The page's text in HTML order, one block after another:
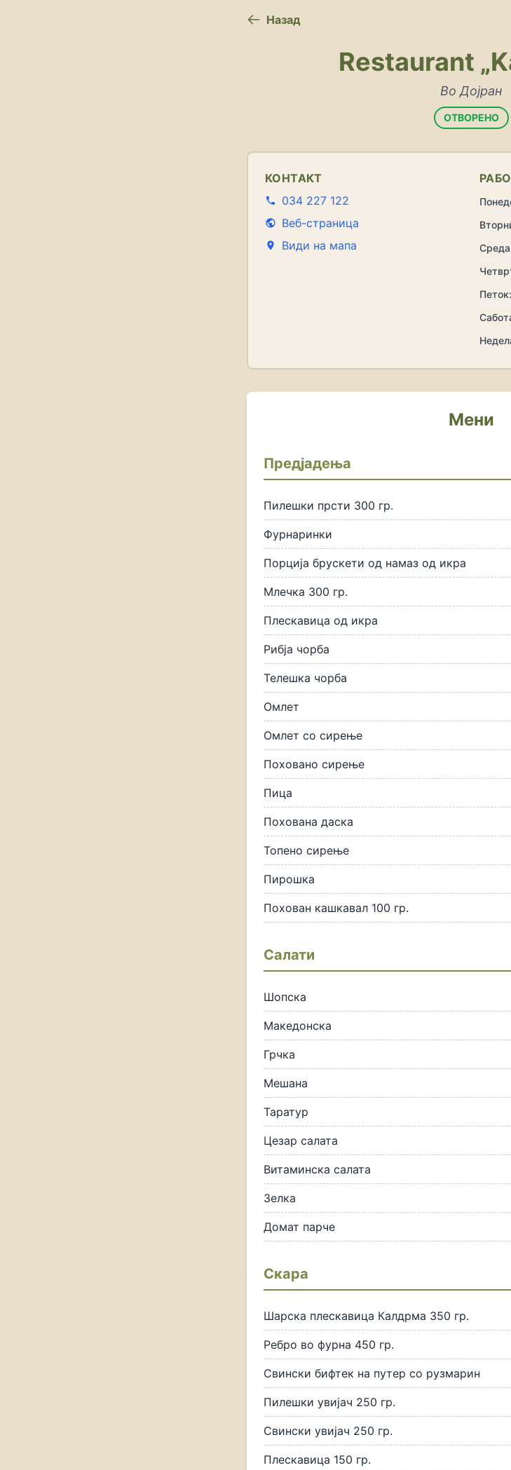
Назад
Restaurant
Во Дојран
ОТВОРЕНО
КОНТАКТ
034 227 122
Веб-страница
Види на мапа
Петок:
Мени
Предјадења
Пилешки прсти 300 гр.
Фурнаринки
Порција брускети од намаз од икра
Млечка 300 гр.
Плескавица од икра
Рибја чорба
Телешка чорба
Омлет
Омлет со сирење
Поховано сирење
Пица
Похована даска
Топено сирење
Пирошка
Похован кашкавал 100 гр.
Салати
Шопска
Македонска
Грчка
Мешана
Таратур
Цезар салата
Витаминска салата
Зелка
Домат парче
Скара
Шарска плескавица Калдрма 350 гр.
Ребро во фурна 450 гр.
Свински бифтек на путер со рузмарин
Пилешки увијач 250 гр.
Свински увијач 250 гр.
Плескавица 150 гр.